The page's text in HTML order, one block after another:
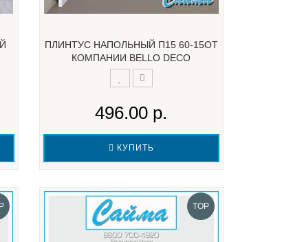
ПЛИНТУС НАПОЛЬНЫЙ П15 60-15ОТ
КОМПАНИИ BELLO DECO
496.00 р.
КУПИТЬ
TOP